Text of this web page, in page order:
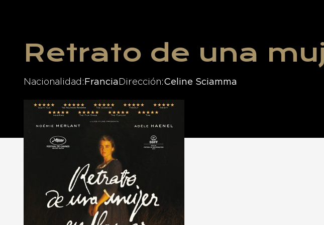
Retrato de una
Nacionalidad Francia Dirección Celine Sciamma